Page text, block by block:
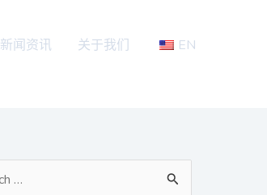
新闻资讯 关于我们 EN